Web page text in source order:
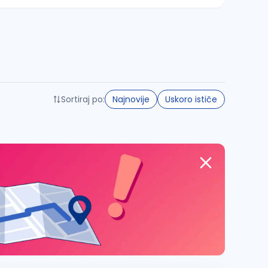
Sortiraj po: Najnovije Uskoro ističe